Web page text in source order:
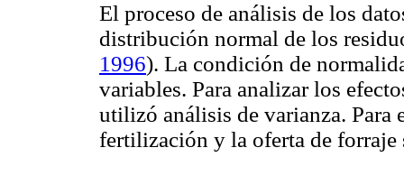
El proceso de análisis de los
distribución normal de los
1996). La condición de
variables. Para analizar los
utilizó análisis de varianza. Para
fertilización y la oferta de forraje